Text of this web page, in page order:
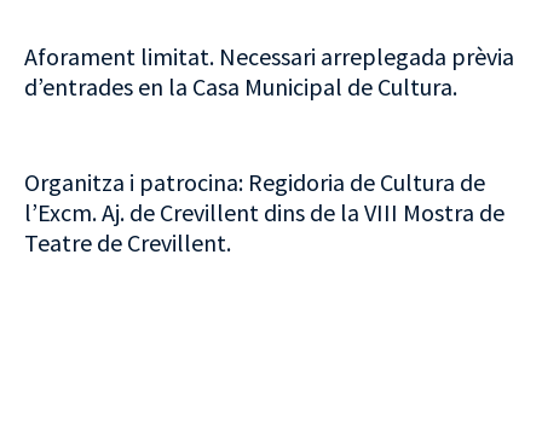
Aforament limitat. Necessari arreplegada prèvia
d’entrades en la Casa Municipal de Cultura.
Organitza i patrocina: Regidoria de Cultura de
l’Excm. Aj. de Crevillent dins de la VIII Mostra de
Teatre de Crevillent.